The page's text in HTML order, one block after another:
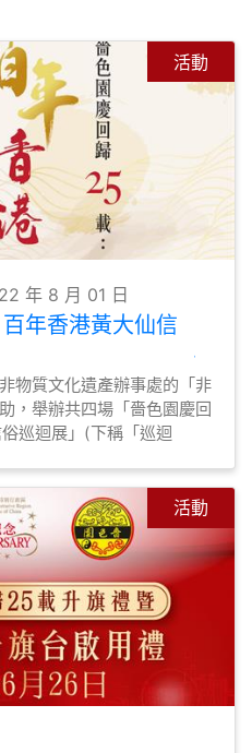
活動
年 8 月 01 日
年香港黃大仙信
物質文化遺產辦事處的「非
，舉辦共四場「嗇色園慶回
巡迴展」(下稱「巡迴
活動